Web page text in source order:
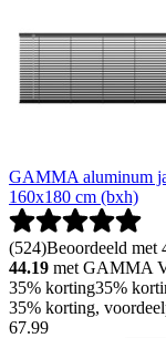
GAMMA aluminum
160x180 cm (bxh)
(524)Beoordeeld met
44.19 met GAMMA
35% korting35%
35% korting,
67.99